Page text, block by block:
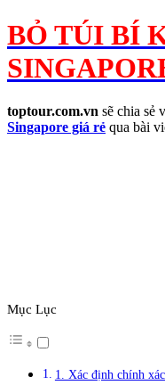
BỎ TÚI BÍ
toptour.com.vn sẽ chia sẻ
Singapore giá rẻ qua bài
Mục Lục
1. Xác định chính